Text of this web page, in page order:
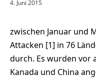
4. Juni 2015
zwischen Januar und
Attacken [1] in 76
durch. Es wurden vor
Kanada und China